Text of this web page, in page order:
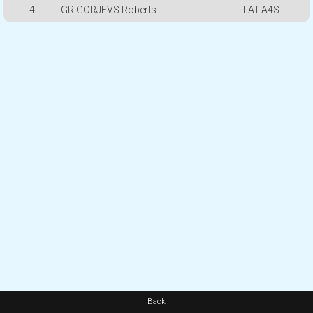
4 GRIGORJEVS Roberts LAT-A4S
Back